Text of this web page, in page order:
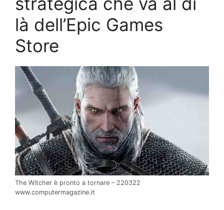
là dell’Epic Games
Store
The Witcher è pronto a tornare – 220322
www.computermagazine.it